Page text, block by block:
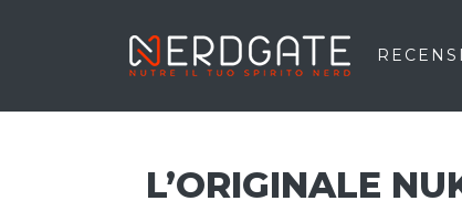
L’ORIGINALE